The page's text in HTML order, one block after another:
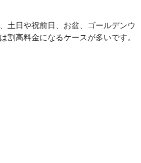
土日や祝前日、お盆、ゴールデンウ
割高料金になるケースが多いです。